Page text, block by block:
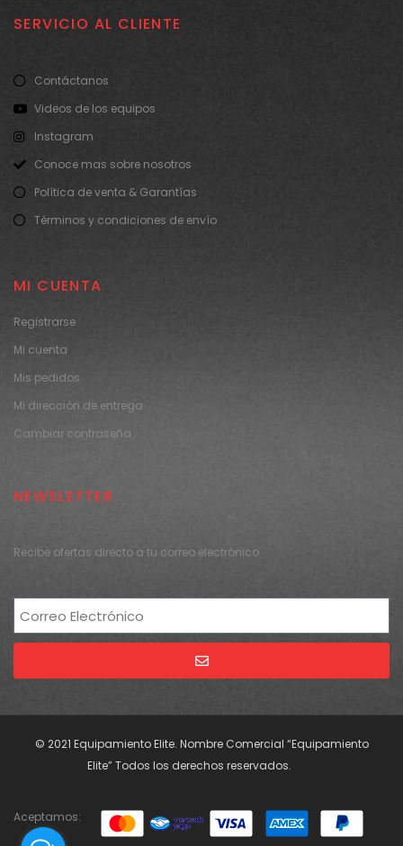
SERVICIO AL CLIENTE
Contáctanos
Videos de los equipos
Instagram
Conoce mas sobre nosotros
Política de venta & Garantías
Términos y condiciones de envío
MI CUENTA
Registrarse
Mi cuenta
Mis pedidos
Mi dirección de entrega
Cambiar contraseña
NEWSLETTER
Recibe ofertas directo a tu correo electrónico
© 2021 Equipamiento Elite. Nombre Comercial “Equipamiento
Elite” Todos los derechos reservados.
Aceptamos: